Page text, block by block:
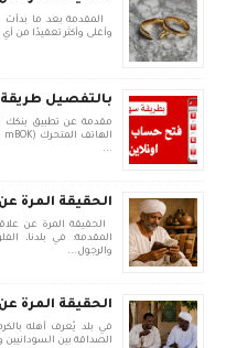
وأغلى وأكثر تعقيدًا
بالتفصيل
مقدمة عن تطبيق بنكك
...
الحقيقة المرة
الحقيقة المرة عن
المقدمة: في بلدنا،
والرجول...
الحقيقة المرة
في بلد يُعرف أهله
الصداقة بين